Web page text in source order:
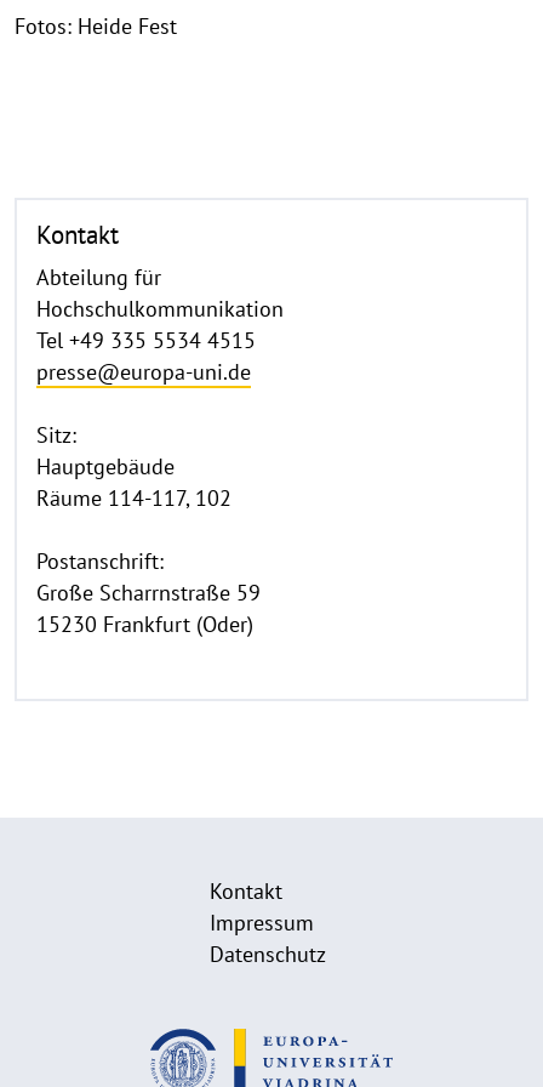
Fotos: Heide Fest
Kontakt
Abteilung für
Hochschulkommunikation
Tel +49 335 5534 4515
presse@europa-uni.de
Sitz:
Hauptgebäude
Räume 114-117, 102
Postanschrift:
Große Scharrnstraße 59
15230 Frankfurt (Oder)
Kontakt
Impressum
Datenschutz